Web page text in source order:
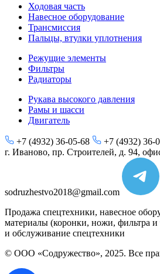
Ходовая часть
Навесное оборудование
Трансмиссия
Пальцы, втулки уплотнения
Режущие элементы
Фильтры
Радиаторы
Рукава высокого давления
Рамы и шасси
Двигатель
+7 (4932) 36-05-68 +7 (4932) 36-
г. Иваново, пр. Строителей, д. 94,
sodruzhestvo2018@gmail.com
Продажа спецтехники, навесное
материалы (коронки, ножи, фильтра и
и обслуживание спецтехники
© ООО «Содружество», 2025. Все